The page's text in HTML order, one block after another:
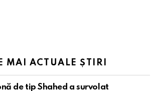
MAI ACTUALE ȘTIRI
de tip Shahed a survolat